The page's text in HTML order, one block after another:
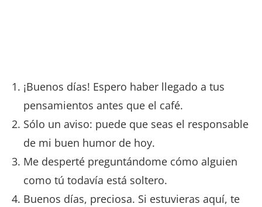
¡Buenos días! Espero haber llegado a tus
pensamientos antes que el café.
Sólo un aviso: puede que seas el responsable
de mi buen humor de hoy.
Me desperté preguntándome cómo alguien
como tú todavía está soltero.
Buenos días, preciosa. Si estuvieras aquí, te